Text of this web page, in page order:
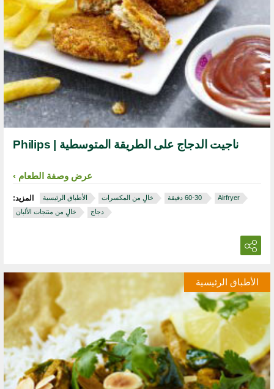
ناجيت الدجاج على الطريقة المتوسطية | Philips
عرض وصفة الطعام
المزيد: الأطباق الرئيسية خالٍ من المكسرات ‏ 30‏-60 دقيقة
Airfryer
خالٍ من منتجات الألبان
دجاج
الأطباق الرئيسية